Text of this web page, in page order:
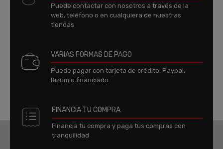
Puede contactar con nosotros a través de la
web, teléfono o en cualquiera de nuestras
tiendas
VARIAS FORMAS DE PAGO
Puede pagar con tarjeta de crédito, Paypal,
Bizum o financiado
FINANCIA TU COMPRA
Financia tu compra y paga tus compras con
tranquilidad